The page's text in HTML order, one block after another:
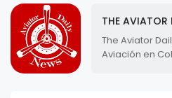
THE AVIATOR
The Aviator
Aviación en